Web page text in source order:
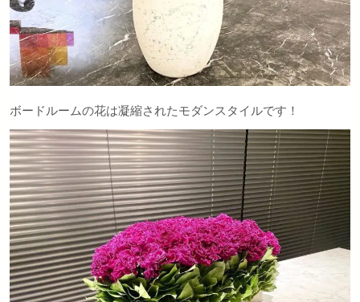
ボードルームの花は凝縮されたモダンスタイルです！